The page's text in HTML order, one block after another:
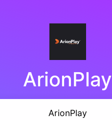
ArionPlay
ArionPlay